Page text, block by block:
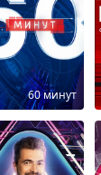
60 минут